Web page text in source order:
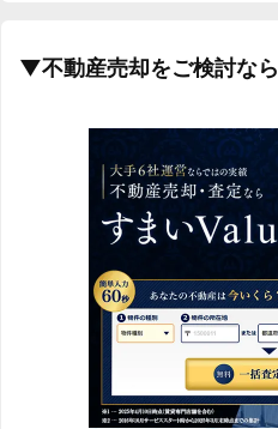
▼不動産売却をご検討なら